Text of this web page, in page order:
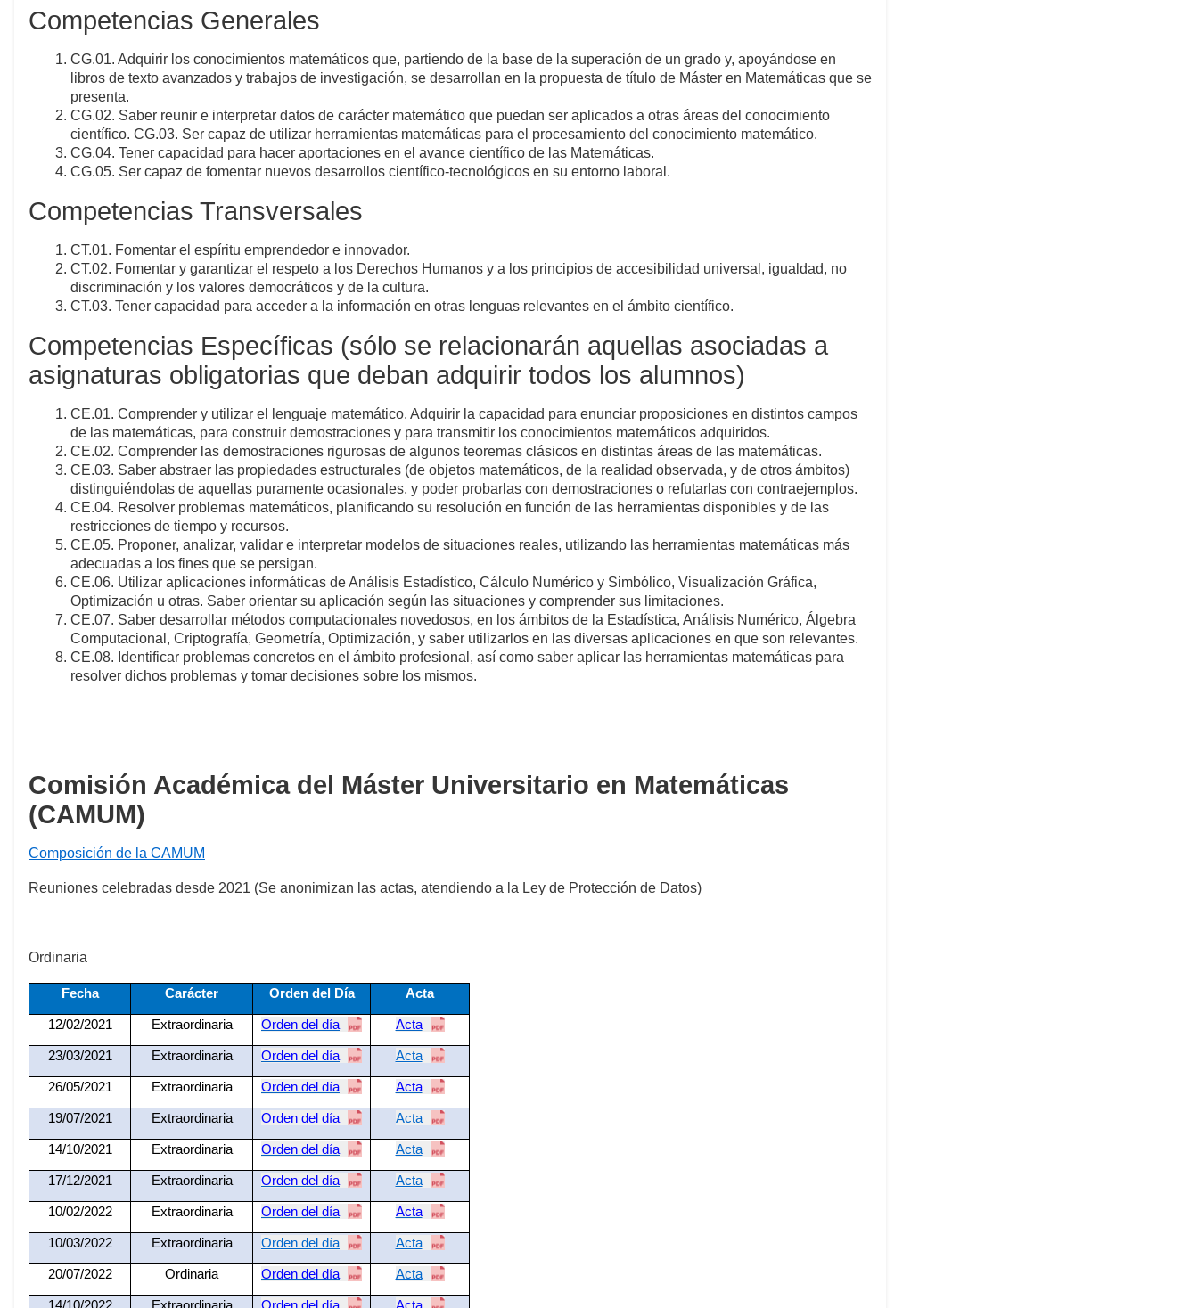
Competencias Generales
CG.01. Adquirir los conocimientos matemáticos que, partiendo de la base de la superación de un grado y, apoyándose en
libros de texto avanzados y trabajos de investigación, se desarrollan en la propuesta de título de Máster en Matemáticas que se
presenta.
CG.02. Saber reunir e interpretar datos de carácter matemático que puedan ser aplicados a otras áreas del conocimiento
científico. CG.03. Ser capaz de utilizar herramientas matemáticas para el procesamiento del conocimiento matemático.
CG.04. Tener capacidad para hacer aportaciones en el avance científico de las Matemáticas.
CG.05. Ser capaz de fomentar nuevos desarrollos científico-tecnológicos en su entorno laboral.
Competencias Transversales
CT.01. Fomentar el espíritu emprendedor e innovador.
CT.02. Fomentar y garantizar el respeto a los Derechos Humanos y a los principios de accesibilidad universal, igualdad, no
discriminación y los valores democráticos y de la cultura.
CT.03. Tener capacidad para acceder a la información en otras lenguas relevantes en el ámbito científico.
Competencias Específicas (sólo se relacionarán aquellas asociadas a
asignaturas obligatorias que deban adquirir todos los alumnos)
CE.01. Comprender y utilizar el lenguaje matemático. Adquirir la capacidad para enunciar proposiciones en distintos campos
de las matemáticas, para construir demostraciones y para transmitir los conocimientos matemáticos adquiridos.
CE.02. Comprender las demostraciones rigurosas de algunos teoremas clásicos en distintas áreas de las matemáticas.
CE.03. Saber abstraer las propiedades estructurales (de objetos matemáticos, de la realidad observada, y de otros ámbitos)
distinguiéndolas de aquellas puramente ocasionales, y poder probarlas con demostraciones o refutarlas con contraejemplos.
CE.04. Resolver problemas matemáticos, planificando su resolución en función de las herramientas disponibles y de las
restricciones de tiempo y recursos.
CE.05. Proponer, analizar, validar e interpretar modelos de situaciones reales, utilizando las herramientas matemáticas más
adecuadas a los fines que se persigan.
CE.06. Utilizar aplicaciones informáticas de Análisis Estadístico, Cálculo Numérico y Simbólico, Visualización Gráfica,
Optimización u otras. Saber orientar su aplicación según las situaciones y comprender sus limitaciones.
CE.07. Saber desarrollar métodos computacionales novedosos, en los ámbitos de la Estadística, Análisis Numérico, Álgebra
Computacional, Criptografía, Geometría, Optimización, y saber utilizarlos en las diversas aplicaciones en que son relevantes.
CE.08. Identificar problemas concretos en el ámbito profesional, así como saber aplicar las herramientas matemáticas para
resolver dichos problemas y tomar decisiones sobre los mismos.
Comisión Académica del Máster Universitario en Matemáticas
(CAMUM)
Composición de la CAMUM
Reuniones celebradas desde 2021 (Se anonimizan las actas, atendiendo a la Ley de Protección de Datos)
Ordinaria
Fecha Carácter Orden del Día Acta
12/02/2021 Extraordinaria Orden del día Acta
23/03/2021 Extraordinaria Orden del día Acta
26/05/2021 Extraordinaria Orden del día Acta
19/07/2021 Extraordinaria Orden del día Acta
14/10/2021 Extraordinaria Orden del día Acta
17/12/2021 Extraordinaria Orden del día Acta
10/02/2022 Extraordinaria Orden del día Acta
10/03/2022 Extraordinaria Orden del día Acta
20/07/2022 Ordinaria Orden del día Acta
14/10/2022 Extraordinaria Orden del día Acta